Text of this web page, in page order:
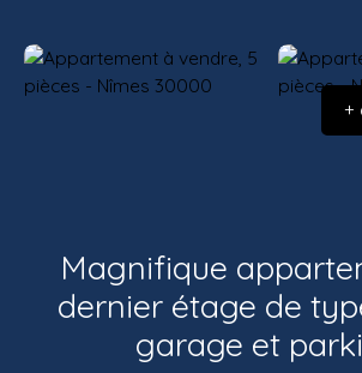
+
Magnifique
dernier étage de
garage et